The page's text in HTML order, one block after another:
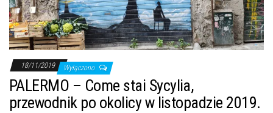
18/11/2019 Wyłączono
PALERMO – Come stai Sycylia,
przewodnik po okolicy w listopadzie 2019.